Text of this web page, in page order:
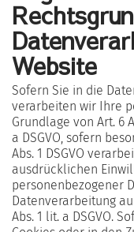
Website
Sofern Sie in die
verarbeiten wir Ihre
Grundlage von Art. 6
a DSGVO, sofern
Abs. 1 DSGVO
ausdrücklichen
personenbezogener
Datenverarbeitung
Abs. 1 lit. a DSGVO.